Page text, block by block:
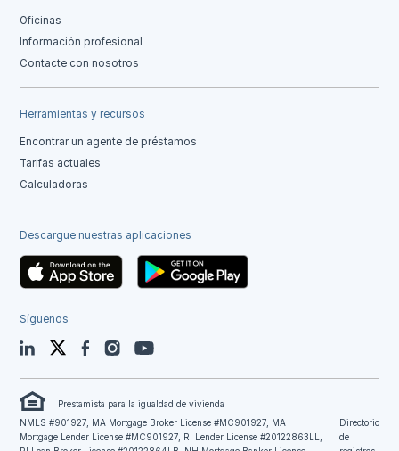
Oficinas
Información profesional
Contacte con nosotros
Herramientas y recursos
Encontrar un agente de préstamos
Tarifas actuales
Calculadoras
Descargue nuestras aplicaciones
Síguenos
LinkedIn TwitterFacebookInstagramYouTube
Prestamista para la igualdad de vivienda
NMLS #901927, MA Mortgage Broker License #MC901927, MA
Mortgage Lender License #MC901927, RI Lender License #20122863LL,
Directorio
de